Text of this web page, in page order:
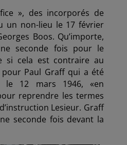
», des incorporés de
un non-lieu le 17 février
Boos. Qu’importe,
seconde fois pour le
si cela est contraire au
Paul Graff qui a été
le 12 mars 1946, «en
reprendre les termes
Lesieur. Graff
seconde fois devant la